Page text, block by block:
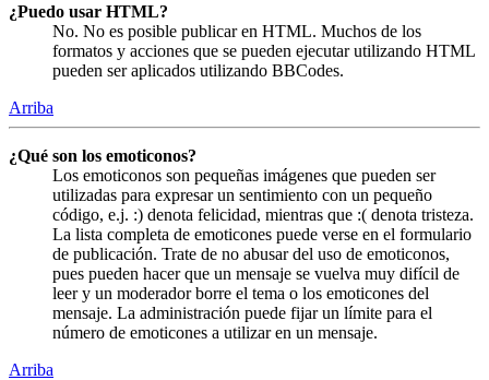
¿Puedo usar HTML?
No. No es posible publicar en HTML. Muchos de los
formatos y acciones que se pueden ejecutar utilizando HTML
pueden ser aplicados utilizando BBCodes.
Arriba
¿Qué son los emoticonos?
Los emoticonos son pequeñas imágenes que pueden ser
utilizadas para expresar un sentimiento con un pequeño
código, e.j. :) denota felicidad, mientras que :( denota tristeza.
La lista completa de emoticones puede verse en el formulario
de publicación. Trate de no abusar del uso de emoticonos,
pues pueden hacer que un mensaje se vuelva muy difícil de
leer y un moderador borre el tema o los emoticones del
mensaje. La administración puede fijar un límite para el
número de emoticones a utilizar en un mensaje.
Arriba